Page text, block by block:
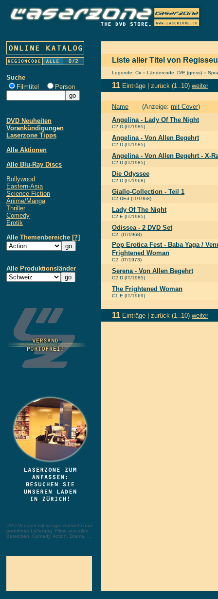
Suche
Filmtitel
Person
DVD Neuheiten
Vorankündigungen
Laserzone Tipps
Alle Aktionen
Alle Blu-Ray Discs
Bollywood
Eastern-Asia
Science Fiction
Anime/Manga
Thriller
Comedy
Erotik
Alle Themenbereiche [?]
Alle Produktionsländer
DVD Versand mit riesiger Auswahl und
portofreier Lieferung. Filme aus allen
Bereichen: Comedy, Action, Drama, ...
Liste aller Titel von
Legende: Cx = Ländercode, D/E (gross) =
11 Einträge | zurück (1..10) weiter
Name (Anzeige: mit Cover)
Angelina - Lady Of The Night
C2:D (IT/1985)
Angelina - Von Allen Begehrt
C2:D (IT/1985)
Angelina - Von Allen Begehrt - X-
C2:D (IT/1985)
Die Odyssee
C2:D (IT/1968)
Giallo-Collection - Teil 1
C2:DEd (IT/1968)
Lady Of The Night
C2:E (IT/1985)
Odissea - 2 DVD Set
C2: (IT/1968)
Pop Erotica Fest - Baba Yaga /
Frightened Woman
C2: (IT/1973)
Serena - Von Allen Begehrt
C2:D (IT/1985)
The Frightened Woman
C1:E (IT/1969)
11 Einträge | zurück (1..10) weiter